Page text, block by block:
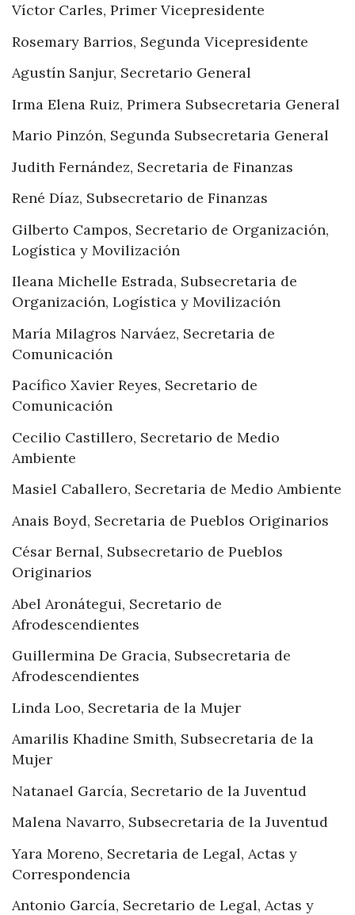
Víctor Carles, Primer Vicepresidente
Rosemary Barrios, Segunda Vicepresidente
Agustín Sanjur, Secretario General
Irma Elena Ruiz, Primera Subsecretaria General
Mario Pinzón, Segunda Subsecretaria General
Judith Fernández, Secretaria de Finanzas
René Díaz, Subsecretario de Finanzas
Gilberto Campos, Secretario de Organización,
Logística y Movilización
Ileana Michelle Estrada, Subsecretaria de
Organización, Logística y Movilización
María Milagros Narváez, Secretaria de
Comunicación
Pacífico Xavier Reyes, Secretario de
Comunicación
Cecilio Castillero, Secretario de Medio
Ambiente
Masiel Caballero, Secretaria de Medio Ambiente
Anais Boyd, Secretaria de Pueblos Originarios
César Bernal, Subsecretario de Pueblos
Originarios
Abel Aronátegui, Secretario de
Afrodescendientes
Guillermina De Gracia, Subsecretaria de
Afrodescendientes
Linda Loo, Secretaria de la Mujer
Amarilis Khadine Smith, Subsecretaria de la
Mujer
Natanael García, Secretario de la Juventud
Malena Navarro, Subsecretaria de la Juventud
Yara Moreno, Secretaria de Legal, Actas y
Correspondencia
Antonio García, Secretario de Legal, Actas y